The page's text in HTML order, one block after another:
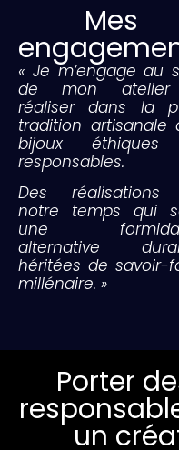
Mes
« Je m’engage au
de mon
réaliser dans la
tradition artisanale
bijoux
responsables.
Des réalisations
notre temps qui
une
alternative
héritées de savoir-
millénaire. »
Porter
un